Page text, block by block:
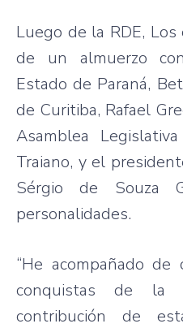
Luego de la RDE,
de un almuerzo
Estado de Paraná,
de Curitiba, Rafael
Asamblea
Traiano, y el
Sérgio de Souza
personalidades.
“He acompañado
conquistas de
contribución de